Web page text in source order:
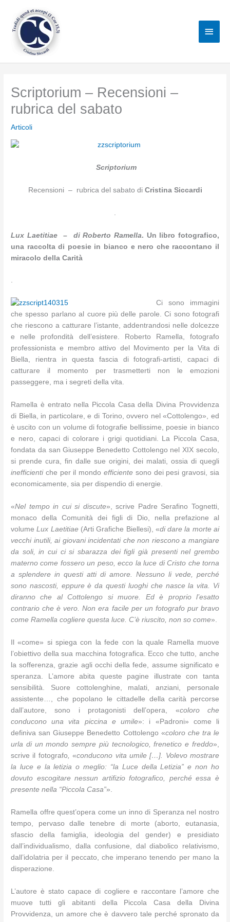
contenuto
Scriptorium – Recensioni –
rubrica del sabato
Articoli
Scriptorium
Recensioni – rubrica del sabato di Cristina Siccardi
Lux Laetitiae – di Roberto Ramella. Un libro fotografico,
una raccolta di poesie in bianco e nero che raccontano il
miracolo della Carità
.
Ci sono immagini
che spesso parlano al cuore più delle parole. Ci sono fotografi
che riescono a catturare l’istante, addentrandosi nelle dolcezze
e nelle profondità dell’esistere. Roberto Ramella, fotografo
professionista e membro attivo del Movimento per la Vita di
Biella, rientra in questa fascia di fotografi-artisti, capaci di
catturare il momento per trasmetterti non le emozioni
passeggere, ma i segreti della vita.
Ramella è entrato nella Piccola Casa della Divina Provvidenza
di Biella, in particolare, e di Torino, ovvero nel «Cottolengo», ed
è uscito con un volume di fotografie bellissime, poesie in bianco
e nero, capaci di colorare i grigi quotidiani. La Piccola Casa,
fondata da san Giuseppe Benedetto Cottolengo nel XIX secolo,
si prende cura, fin dalle sue origini, dei malati, ossia di quegli
inefficienti che per il mondoefficiente sono dei pesi gravosi, sia
economicamente, sia per dispendio di energie.
«Nel tempo in cui si discute», scrive Padre Serafino Tognetti,
monaco della Comunità dei figli di Dio, nella prefazione al
volumeLux Laetitiae(Arti Grafiche Biellesi), «di dare la morte ai
vecchi inutili, ai giovani incidentati che non riescono a mangiare
da soli, in cui ci si sbarazza dei figli già presenti nel grembo
materno come fossero un peso, ecco la luce di Cristo che torna
a splendere in questi atti di amore. Nessuno li vede, perché
sono nascosti, eppure è da questi luoghi che nasce la vita. Vi
diranno che al Cottolengo si muore. Ed è proprio l’esatto
contrario che è vero. Non era facile per un fotografo pur bravo
come Ramella cogliere questa luce. C’è riuscito, non so come».
Il «come» si spiega con la fede con la quale Ramella muove
l’obiettivo della sua macchina fotografica. Ecco che tutto, anche
la sofferenza, grazie agli occhi della fede, assume significato e
speranza. L’amore abita queste pagine illustrate con tanta
sensibilità. Suore cottolenghine, malati, anziani, personale
assistente…, che popolano le cittadelle della carità percorse
dall’autore, sono i protagonisti dell’opera, «coloro che
conducono una vita piccina e umile»: i «Padroni» come li
definiva san Giuseppe Benedetto Cottolengo «coloro che tra le
urla di un mondo sempre più tecnologico, frenetico e freddo»,
scrive il fotografo ,«conducono vita umile […]. Volevo mostrare
la luce e la letizia o meglio: “la Luce della Letizia” e non ho
dovuto escogitare nessun artifizio fotografico, perché essa è
presente nella “Piccola Casa”».
Ramella offre quest’opera come un inno di Speranza nel nostro
tempo, pervaso dalle tenebre di morte (aborto, eutanasia,
sfascio della famiglia, ideologia del gender) e presidiato
dall’individualismo, dalla confusione, dal diabolico relativismo,
dall’idolatria per il peccato, che imperano tenendo per mano la
disperazione.
L’autore è stato capace di cogliere e raccontare l’amore che
muove tutti gli abitanti della Piccola Casa della Divina
Provvidenza, un amore che è davvero tale perché spronato da